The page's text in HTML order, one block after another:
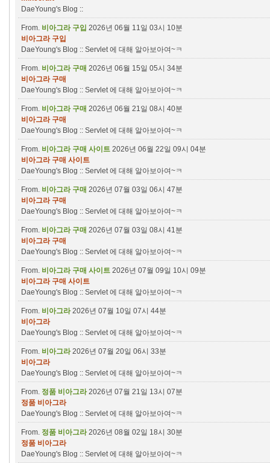
DaeYoung's Blog ::
From. 비아그라 구입 2026년 06월 11일 03시 10분
비아그라 구입
DaeYoung's Blog :: Servlet 에 대해 알아보아여~ㅋ
From. 비아그라 구매 2026년 06월 15일 05시 34분
비아그라 구매
DaeYoung's Blog :: Servlet 에 대해 알아보아여~ㅋ
From. 비아그라 구매 2026년 06월 21일 08시 40분
비아그라 구매
DaeYoung's Blog :: Servlet 에 대해 알아보아여~ㅋ
From. 비아그라 구매 사이트 2026년 06월 22일 09시 04분
비아그라 구매 사이트
DaeYoung's Blog :: Servlet 에 대해 알아보아여~ㅋ
From. 비아그라 구매 2026년 07월 03일 06시 47분
비아그라 구매
DaeYoung's Blog :: Servlet 에 대해 알아보아여~ㅋ
From. 비아그라 구매 2026년 07월 03일 08시 41분
비아그라 구매
DaeYoung's Blog :: Servlet 에 대해 알아보아여~ㅋ
From. 비아그라 구매 사이트 2026년 07월 09일 10시 09분
비아그라 구매 사이트
DaeYoung's Blog :: Servlet 에 대해 알아보아여~ㅋ
From. 비아그라2026년 07월 10일 07시 44분
비아그라
DaeYoung's Blog :: Servlet 에 대해 알아보아여~ㅋ
From. 비아그라2026년 07월 20일 06시 33분
비아그라
DaeYoung's Blog :: Servlet 에 대해 알아보아여~ㅋ
From. 정품 비아그라2026년 07월 21일 13시 07분
정품 비아그라
DaeYoung's Blog :: Servlet 에 대해 알아보아여~ㅋ
From. 정품 비아그라2026년 08월 02일 18시 30분
정품 비아그라
DaeYoung's Blog :: Servlet 에 대해 알아보아여~ㅋ